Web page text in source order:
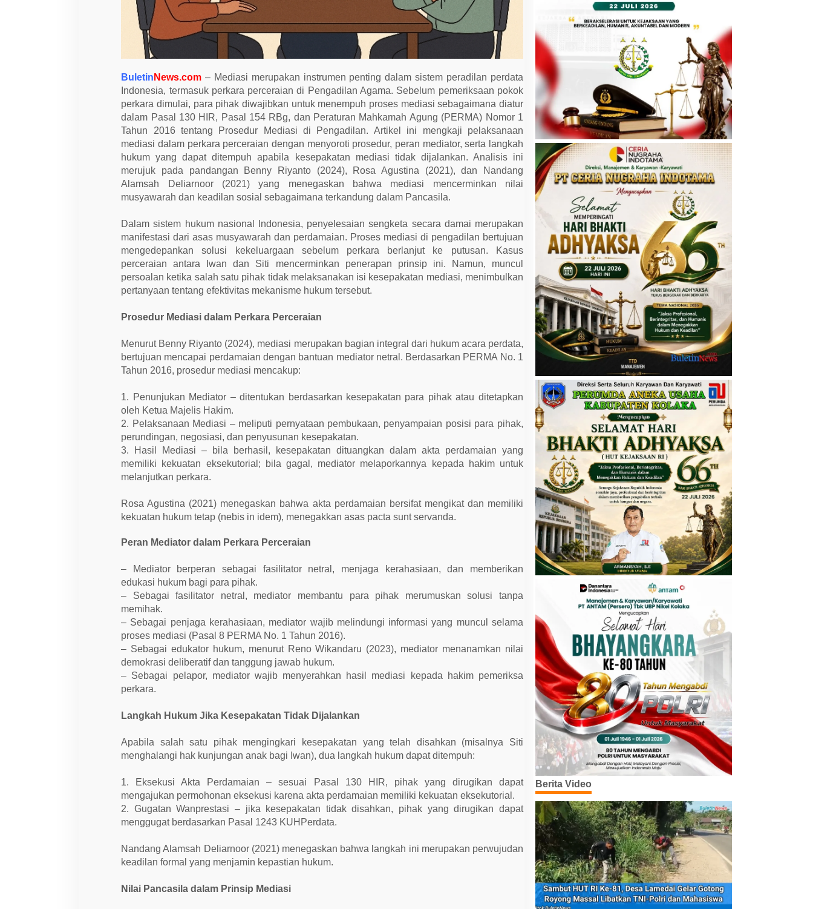
r
d
e
n
g
a
d
i
l
a
n
A
g
a
K
j
a
n
H
u
c
a
r
a
r
d
t
a
Buletin News.com – Mediasi merupakan instrumen penting dalam sistem peradilan perdata
Indonesia, termasuk perkara perceraian di Pengadilan Agama. Sebelum pemeriksaan pokok
perkara dimulai, para pihak diwajibkan untuk menempuh proses mediasi sebagaimana diatur
dalam Pasal 130 HIR, Pasal 154 RBg, dan Peraturan Mahkamah Agung (PERMA) Nomor 1
Tahun 2016 tentang Prosedur Mediasi di Pengadilan. Artikel ini mengkaji pelaksanaan
mediasi dalam perkara perceraian dengan menyoroti prosedur, peran mediator, serta langkah
hukum yang dapat ditempuh apabila kesepakatan mediasi tidak dijalankan. Analisis ini
merujuk pada pandangan Benny Riyanto (2024), Rosa Agustina (2021), dan Nandang
Alamsah Deliarnoor (2021) yang menegaskan bahwa mediasi mencerminkan nilai
musyawarah dan keadilan sosial sebagaimana terkandung dalam Pancasila.
Dalam sistem hukum nasional Indonesia, penyelesaian sengketa secara damai merupakan
manifestasi dari asas musyawarah dan perdamaian. Proses mediasi di pengadilan bertujuan
mengedepankan solusi kekeluargaan sebelum perkara berlanjut ke putusan. Kasus
perceraian antara Iwan dan Siti mencerminkan penerapan prinsip ini. Namun, muncul
persoalan ketika salah satu pihak tidak melaksanakan isi kesepakatan mediasi, menimbulkan
pertanyaan tentang efektivitas mekanisme hukum tersebut.
Prosedur Mediasi dalam Perkara Perceraian
Menurut Benny Riyanto (2024), mediasi merupakan bagian integral dari hukum acara perdata,
bertujuan mencapai perdamaian dengan bantuan mediator netral. Berdasarkan PERMA No. 1
Tahun 2016, prosedur mediasi mencakup:
1. Penunjukan Mediator – ditentukan berdasarkan kesepakatan para pihak atau ditetapkan
oleh Ketua Majelis Hakim.
2. Pelaksanaan Mediasi – meliputi pernyataan pembukaan, penyampaian posisi para pihak,
perundingan, negosiasi, dan penyusunan kesepakatan.
3. Hasil Mediasi – bila berhasil, kesepakatan dituangkan dalam akta perdamaian yang
memiliki kekuatan eksekutorial; bila gagal, mediator melaporkannya kepada hakim untuk
melanjutkan perkara.
Rosa Agustina (2021) menegaskan bahwa akta perdamaian bersifat mengikat dan memiliki
kekuatan hukum tetap (nebis in idem), menegakkan asas pacta sunt servanda.
Peran Mediator dalam Perkara Perceraian
– Mediator berperan sebagai fasilitator netral, menjaga kerahasiaan, dan memberikan
edukasi hukum bagi para pihak.
– Sebagai fasilitator netral, mediator membantu para pihak merumuskan solusi tanpa
memihak.
– Sebagai penjaga kerahasiaan, mediator wajib melindungi informasi yang muncul selama
proses mediasi (Pasal 8 PERMA No. 1 Tahun 2016).
– Sebagai edukator hukum, menurut Reno Wikandaru (2023), mediator menanamkan nilai
demokrasi deliberatif dan tanggung jawab hukum.
– Sebagai pelapor, mediator wajib menyerahkan hasil mediasi kepada hakim pemeriksa
perkara.
Langkah Hukum Jika Kesepakatan Tidak Dijalankan
Apabila salah satu pihak mengingkari kesepakatan yang telah disahkan (misalnya Siti
menghalangi hak kunjungan anak bagi Iwan), dua langkah hukum dapat ditempuh:
1. Eksekusi Akta Perdamaian – sesuai Pasal 130 HIR, pihak yang dirugikan dapat
mengajukan permohonan eksekusi karena akta perdamaian memiliki kekuatan eksekutorial.
2. Gugatan Wanprestasi – jika kesepakatan tidak disahkan, pihak yang dirugikan dapat
menggugat berdasarkan Pasal 1243 KUHPerdata.
Nandang Alamsah Deliarnoor (2021) menegaskan bahwa langkah ini merupakan perwujudan
keadilan formal yang menjamin kepastian hukum.
Nilai Pancasila dalam Prinsip Mediasi
Berita Video